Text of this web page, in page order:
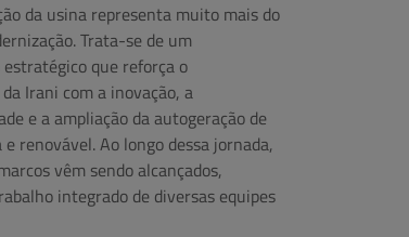
da usina representa muito mais do
Trata-se de um
que reforça o
Irani com a inovação, a
e a ampliação da autogeração de
renovável. Ao longo dessa jornada,
vêm sendo alcançados,
integrado de diversas equipes